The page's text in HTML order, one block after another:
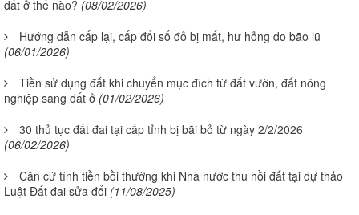
đất ở thế nào? (08/02/2026)
Hướng dẫn cấp lại, cấp đổi sổ đỏ bị mất, hư hỏng do bão lũ
(06/01/2026)
Tiền sử dụng đất khi chuyển mục đích từ đất vườn, đất nông
nghiệp sang đất ở (01/02/2026)
30 thủ tục đất đai tại cấp tỉnh bị bãi bỏ từ ngày 2/2/2026
(06/02/2026)
Căn cứ tính tiền bồi thường khi Nhà nước thu hồi đất tại dự thảo
Luật Đất đai sửa đổi (11/08/2025)